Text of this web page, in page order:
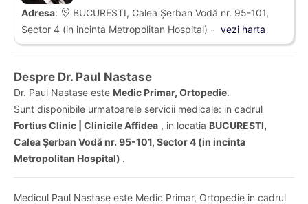
Adresa:
BUCURESTI, Calea Șerban Vodă nr. 95-101,
Sector 4 (in incinta Metropolitan Hospital) - vezi harta
Despre Dr. Paul Nastase
Dr. Paul Nastase este Medic Primar, Ortopedie.
Sunt disponibile urmatoarele servicii medicale: in cadrul
Fortius Clinic | Clinicile Affidea , in locatia BUCURESTI,
Calea Șerban Vodă nr. 95-101, Sector 4 (in incinta
Metropolitan Hospital) .
Medicul Paul Nastase este Medic Primar, Ortopedie in cadrul